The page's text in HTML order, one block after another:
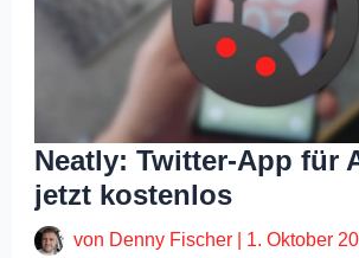
Neatly: Twitter-App für
jetzt kostenlos
von Denny Fischer
1. Oktober